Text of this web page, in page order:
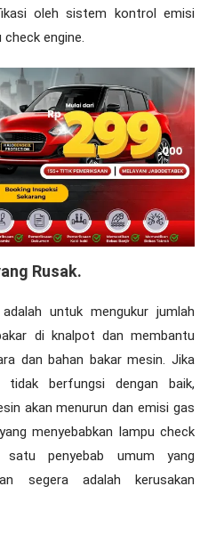
oleh sistem kontrol emisi
engine.
Rusak.
untuk mengukur jumlah
di knalpot dan membantu
dan bahan bakar mesin. Jika
berfungsi dengan baik,
akan menurun dan emisi gas
menyebabkan lampu check
satu penyebab umum yang
segera adalah kerusakan